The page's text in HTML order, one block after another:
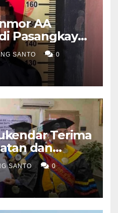
AA
Pasangkayu,
Kabur
Lalu
SANTO 0
Terima
dan
Sebagai
STIJNAS
SANTO 0